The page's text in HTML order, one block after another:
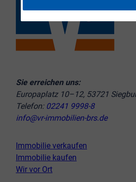
Sie erreichen uns:
Europaplatz 10–12, 53721
Telefon: 02241 9998-8
info@vr-immobilien-brs.de
Immobilie verkaufen
Immobilie kaufen
Wir vor Ort